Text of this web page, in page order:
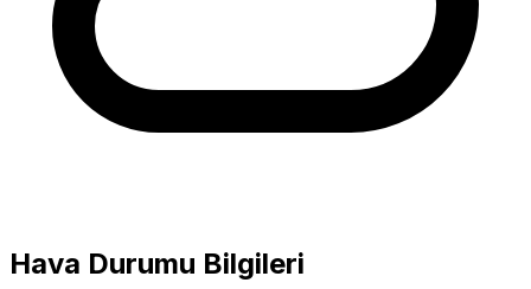
Hava Durumu Bilgileri